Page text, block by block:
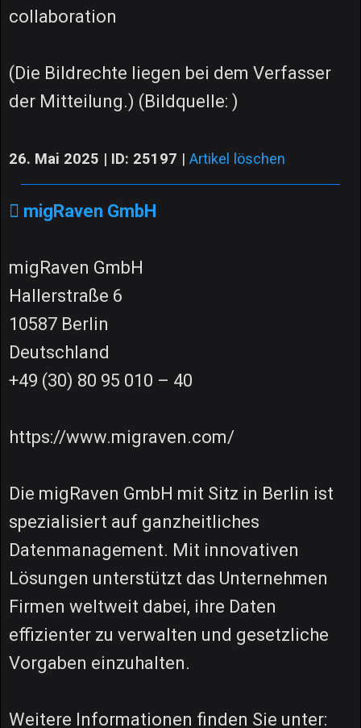
collaboration
(Die Bildrechte liegen bei dem Verfasser
der Mitteilung.) (Bildquelle: )
26. Mai 2025 | ID: 25197 | Artikel löschen
migRaven GmbH
migRaven GmbH
Hallerstraße 6
10587 Berlin
Deutschland
+49 (30) 80 95 010 – 40
https://www.migraven.com/
Die migRaven GmbH mit Sitz in Berlin ist
spezialisiert auf ganzheitliches
Datenmanagement. Mit innovativen
Lösungen unterstützt das Unternehmen
Firmen weltweit dabei, ihre Daten
effizienter zu verwalten und gesetzliche
Vorgaben einzuhalten.
Weitere Informationen finden Sie unter: